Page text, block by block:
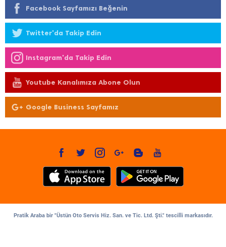
Facebook Sayfamızı Beğenin
Twitter'da Takip Edin
Instagram'da Takip Edin
Youtube Kanalımıza Abone Olun
Google Business Sayfamız
Pratik Araba bir "Üstün Oto Servis Hiz. San. ve Tic. Ltd. Şti." tescilli markasıdır.